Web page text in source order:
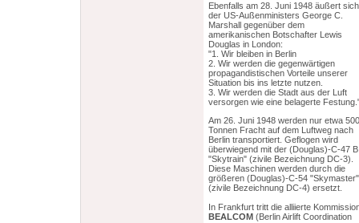
Ebenfalls am 28. Juni 1948 äußert sich
der US-Außenministers George C.
Marshall gegenüber dem
amerikanischen Botschafter Lewis
Douglas in London:
"1. Wir bleiben in Berlin
2. Wir werden die gegenwärtigen
propagandistischen Vorteile unserer
Situation bis ins letzte nutzen.
3. Wir werden die Stadt aus der Luft
versorgen wie eine belagerte
Am 26. Juni 1948 werden nur etwa 500
Tonnen Fracht auf dem Luftweg nach
Berlin transportiert. Geflogen wird
überwiegend mit der (Douglas)-C-47 B
"Skytrain" (zivile Bezeichnung DC-3).
Diese Maschinen werden durch die
größeren (Douglas)-C-54 "Skymaster"
(zivile Bezeichnung DC-4) ersetzt.
In Frankfurt tritt die alliierte
BEALCOM (Berlin Airlift Coordination